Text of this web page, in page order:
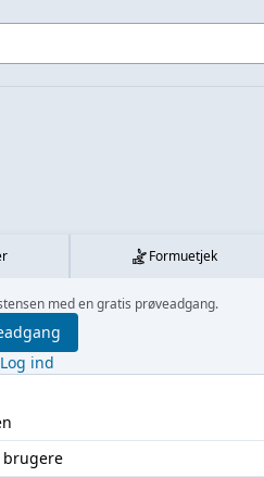
Formuetjek
med en gratis prøveadgang.
Log ind